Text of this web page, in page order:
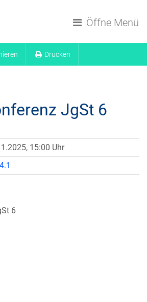
Öffne Menü
Drucken
JgSt 6
15:00 Uhr
6